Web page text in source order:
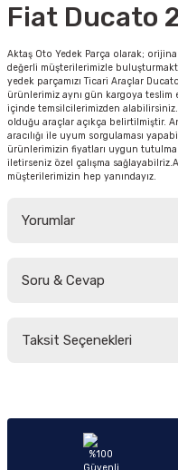
Fiat Ducato
Aktaş Oto Yedek Parça olarak;
değerli müşterilerimizle
yedek parçamızı Ticari Araçlar
ürünlerimiz aynı gün kargoya teslim
içinde temsilcilerimizden
olduğu araçlar açıkça belirtilmiştir.
aracılığı ile uyum sorgulaması
ürünlerimizin fiyatları uygun
iletirseniz özel çalışma
müşterilerimizin hep yanındayız.
Yorumlar
Soru & Cevap
Taksit Seçenekleri